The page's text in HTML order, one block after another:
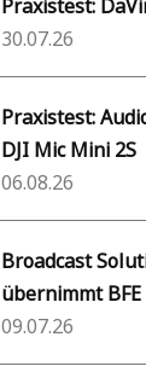
Praxistest:
30.07.26
Praxistest:
DJI Mic Mini 2S
06.08.26
Broadcast
übernimmt BFE
09.07.26